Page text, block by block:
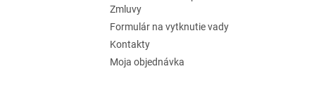
Zmluvy
Formulár na vytknutie vady
Kontakty
Moja objednávka